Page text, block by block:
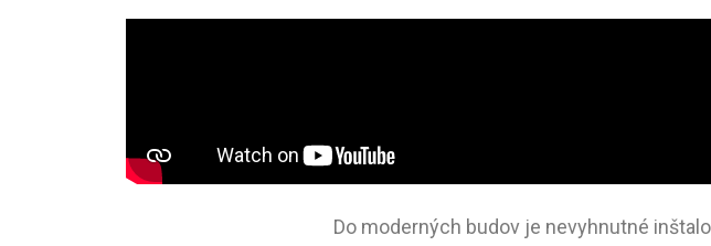
Do moderných budov je nevyhnutné